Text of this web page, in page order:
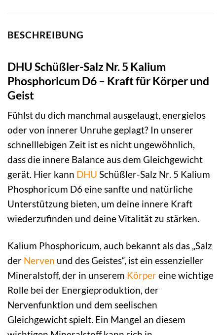
BESCHREIBUNG
DHU Schüßler-Salz Nr. 5 Kalium
Phosphoricum D6 – Kraft für Körper und
Geist
Fühlst du dich manchmal ausgelaugt, energielos
oder von innerer Unruhe geplagt? In unserer
schnelllebigen Zeit ist es nicht ungewöhnlich,
dass die innere Balance aus dem Gleichgewicht
gerät. Hier kann DHU Schüßler-Salz Nr. 5 Kalium
Phosphoricum D6 eine sanfte und natürliche
Unterstützung bieten, um deine innere Kraft
wiederzufinden und deine Vitalität zu stärken.
Kalium Phosphoricum, auch bekannt als das „Salz
der Nerven und des Geistes“, ist ein essenzieller
Mineralstoff, der in unserem Körpereine wichtige
Rolle bei der Energieproduktion, der
Nervenfunktion und dem seelischen
Gleichgewicht spielt. Ein Mangel an diesem